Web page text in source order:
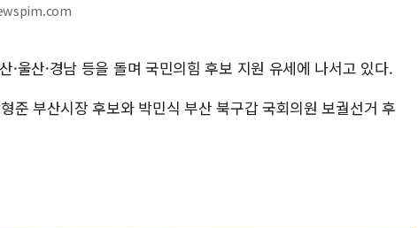
·울산·경남 등을 돌며 국민의힘 후보 지원 유세에 나서고 있다.
준 부산시장 후보와 박민식 부산 북구갑 국회의원 보궐선거 후